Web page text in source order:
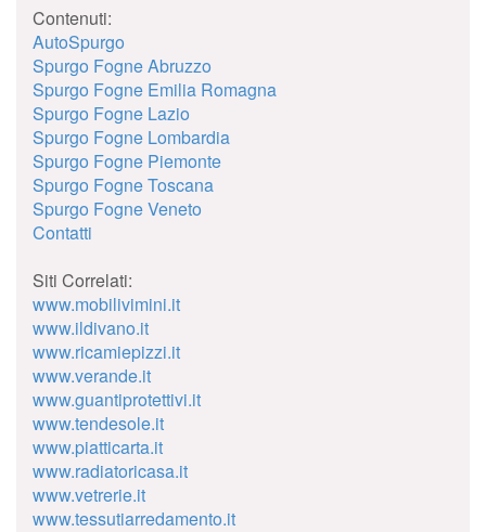
Contenuti:
AutoSpurgo
Spurgo Fogne Abruzzo
Spurgo Fogne Emilia Romagna
Spurgo Fogne Lazio
Spurgo Fogne Lombardia
Spurgo Fogne Piemonte
Spurgo Fogne Toscana
Spurgo Fogne Veneto
Contatti
Siti Correlati:
www.mobilivimini.it
www.ildivano.it
www.ricamiepizzi.it
www.verande.it
www.guantiprotettivi.it
www.tendesole.it
www.piatticarta.it
www.radiatoricasa.it
www.vetrerie.it
www.tessutiarredamento.it